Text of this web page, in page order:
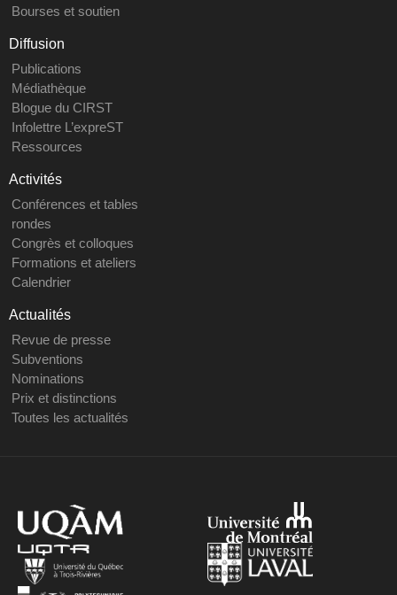
Bourses et soutien
Diffusion
Publications
Médiathèque
Blogue du CIRST
Infolettre L’expreST
Ressources
Activités
Conférences et tables
rondes
Congrès et colloques
Formations et ateliers
Calendrier
Actualités
Revue de presse
Subventions
Nominations
Prix et distinctions
Toutes les actualités